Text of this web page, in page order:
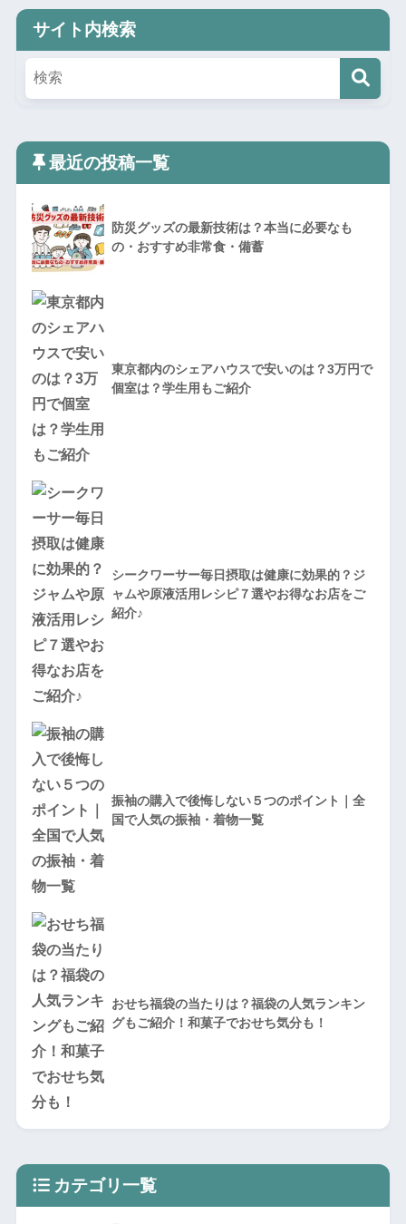
サイト内検索
最近の投稿一覧
防災グッズの最新技術は？本当に必要なも
の・おすすめ非常食・備蓄
東京都内のシェアハウスで安いのは？3万円で
個室は？学生用もご紹介
シークワーサー毎日摂取は健康に効果的？ジ
ャムや原液活用レシピ７選やお得なお店をご
紹介♪
振袖の購入で後悔しない５つのポイント｜全
国で人気の振袖・着物一覧
おせち福袋の当たりは？福袋の人気ランキン
グもご紹介！和菓子でおせち気分も！
カテゴリ一覧